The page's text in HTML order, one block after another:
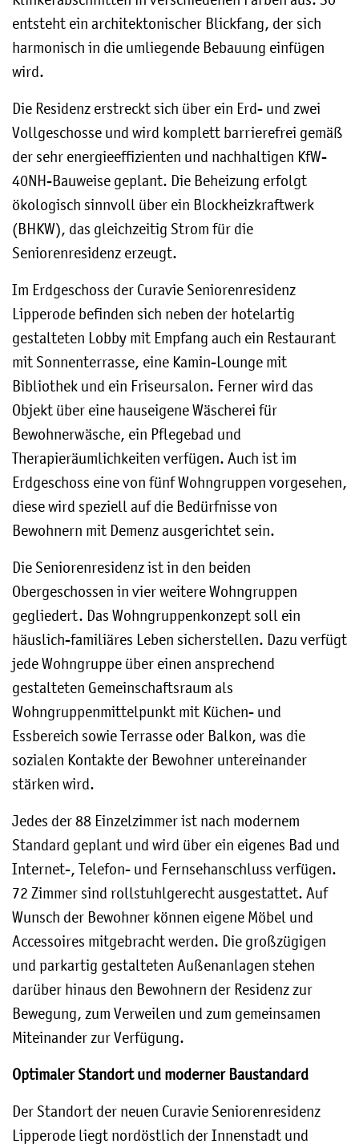
entsteht ein architektonischer Blickfang, der sich
harmonisch in die umliegende Bebauung einfügen
wird.
Die Residenz erstreckt sich über ein Erd- und zwei
Vollgeschosse und wird komplett barrierefrei gemäß
der sehr energieeffizienten und nachhaltigen KfW-
40NH-Bauweise geplant. Die Beheizung erfolgt
ökologisch sinnvoll über ein Blockheizkraftwerk
(BHKW), das gleichzeitig Strom für die
Seniorenresidenz erzeugt.
Im Erdgeschoss der Curavie Seniorenresidenz
Lipperode befinden sich neben der hotelartig
gestalteten Lobby mit Empfang auch ein Restaurant
mit Sonnenterrasse, eine Kamin-Lounge mit
Bibliothek und ein Friseursalon. Ferner wird das
Objekt über eine hauseigene Wäscherei für
Bewohnerwäsche, ein Pflegebad und
Therapieräumlichkeiten verfügen. Auch ist im
Erdgeschoss eine von fünf Wohngruppen vorgesehen,
diese wird speziell auf die Bedürfnisse von
Bewohnern mit Demenz ausgerichtet sein.
Die Seniorenresidenz ist in den beiden
Obergeschossen in vier weitere Wohngruppen
gegliedert. Das Wohngruppenkonzept soll ein
häuslich-familiäres Leben sicherstellen. Dazu verfügt
jede Wohngruppe über einen ansprechend
gestalteten Gemeinschaftsraum als
Wohngruppenmittelpunkt mit Küchen- und
Essbereich sowie Terrasse oder Balkon, was die
sozialen Kontakte der Bewohner untereinander
stärken wird.
Jedes der 88 Einzelzimmer ist nach modernem
Standard geplant und wird über ein eigenes Bad und
Internet-, Telefon- und Fernsehanschluss verfügen.
72 Zimmer sind rollstuhlgerecht ausgestattet. Auf
Wunsch der Bewohner können eigene Möbel und
Accessoires mitgebracht werden. Die großzügigen
und parkartig gestalteten Außenanlagen stehen
darüber hinaus den Bewohnern der Residenz zur
Bewegung, zum Verweilen und zum gemeinsamen
Miteinander zur Verfügung.
Optimaler Standort und moderner Baustandard
Der Standort der neuen Curavie Seniorenresidenz
Lipperode liegt nordöstlich der Innenstadt und